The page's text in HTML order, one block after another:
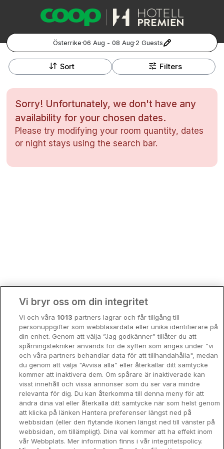
Österrike·06 Aug - 08 Aug·2 Guests
Popular Destinations:
Stockholm
Göteborg
Sort Filters
+
−
Sorry! Unfortunately, we don't have any
availability for your chosen dates.
Please try modifying your room quantity, dates
or night stays using the search bar.
Kontakta ossVanliga frågorAllmänna villkor
Gift VouchersCoop.se Manage Preferences
Storstadsweekend
Hotellrum under 995 kr
Spahotell
Sydsverige
Om Hotellpremien
Nya hotell
Stadsweekend
Vi bryr oss om din integritet
Vi och våra 1013 partners lagrar och får tillgång till
personuppgifter som webbläsardata eller unika identifierare på
din enhet. Genom att välja ”Jag godkänner” tillåter du att
spårningstekniker används för de syften som anges under "vi
och våra partners behandlar data för att tillhandahålla", medan
du genom att välja "Avvisa alla" eller återkallar ditt samtycke
kommer att inaktivera dem. Om spårare är inaktiverade kan
visst innehåll och vissa annonser som du ser vara mindre
relevanta för dig. Du kan återkomma till denna meny för att
ändra dina val eller återkalla ditt samtycke när som helst genom
att klicka på länken Hantera preferenser längst ned på
webbsidan (eller den flytande ikonen längst ned till vänster på
webbsidan, om tillämpligt). Dina val kommer att ha effekt inom
vår Webbplats. Mer information finns i vår integritetspolicy.